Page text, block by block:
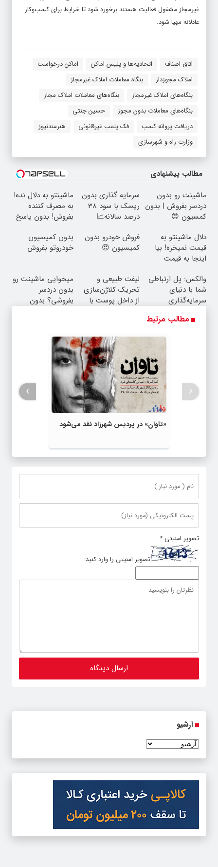
غیرمجاز مشغول فعالیت هستند برخورد شود تا شرایط برای کسب‌وکار
عادلانه مهیا شود.
اتاق اصناف اتحادیه‌ها و پلیس اماکن
اماکن درخواست
املاک مجوزدار
بنگاه معاملات املاک غیرمجاز
بنگاه‌های املاک غیرمجاز
بنگاه‌های معاملات املاک مجاز
بنگاه‌های معاملات بدون مجوز
حسین جنتی
دریافت پروانه کسب
فک پلمب غیرقانونی
هنرمندنیوز
وزارت راه و شهرسازی
مطالب پیشنهادی
ماشینت رو بدون
دردسر بفروش | بدون
کمسیون 😍
سرمایه گذاری بدون
ریسک با سود 38
درصد سالانه📈
ماشینتو به دلال نده!
به مصرف کننده
بفروش! بدون پاسخ
دلال ماشینتو به
قیمت نمیخره! بیا
اینجا به قیمت
واقعی*
فروش خودرو بدون
کمیسیون 😍
بدون کمیسیون
خودروتو بفروش
والکس: پل ارتباطی
شما با دنیای
سرمایه‌گذاری
لیفت طبیعی و
تحریک کلاژن‌سازی
از داخل پوست با
میخوایی ماشینت رو
بدون دردسر
بفروشی؟ بدون
مطالب مرتبط
«تاوان» در پردیس شهرزاد نقد می‌شود
‹
›
تصویر امنیتی *
تصویر امنیتی را وارد کنید:
آرشیو